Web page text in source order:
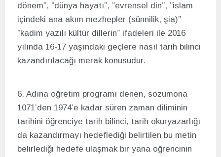
dönem”, ”dünya hayatı”, ”evrensel din”, ”islam
içindeki ana akım mezhepler (sünnilik, şia)”
”kadim yazılı kültür dillerin” ifadeleri ile 2016
yılında 16-17 yaşındaki geçlere nasıl tarih bilinci
kazandırılacağı merak konusudur.
6. Adına öğretim programı denen, sözümona
1071’den 1974’e kadar süren zaman diliminin
tarihini öğrenciye tarih bilinci, tarih okuryazarlığı
da kazandırmayı hedeflediği belirtilen bu metin
belirlediği hedefe ulaşmak bir yana öğrencinin